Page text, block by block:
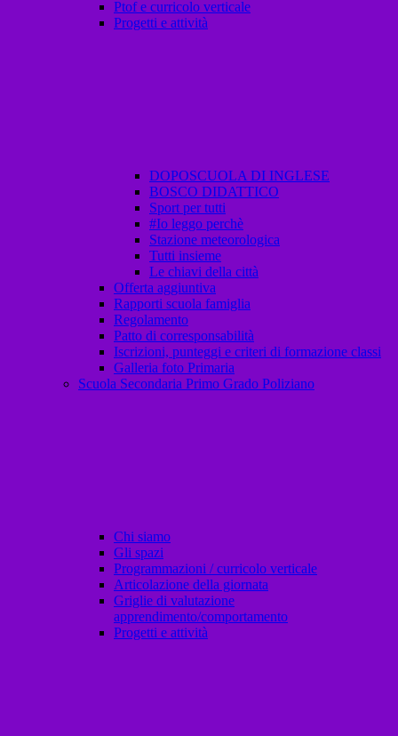
Ptof e curricolo verticale
Progetti e attività
DOPOSCUOLA DI INGLESE
BOSCO DIDATTICO
Sport per tutti
#Io leggo perchè
Stazione meteorologica
Tutti insieme
Le chiavi della città
Offerta aggiuntiva
Rapporti scuola famiglia
Regolamento
Patto di corresponsabilità
Iscrizioni, punteggi e criteri di formazione classi
Galleria foto Primaria
Scuola Secondaria Primo Grado Poliziano
Chi siamo
Gli spazi
Programmazioni / curricolo verticale
Articolazione della giornata
Griglie di valutazione
apprendimento/comportamento
Progetti e attività